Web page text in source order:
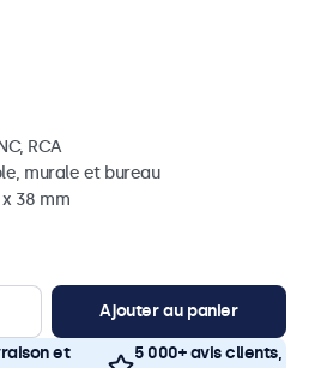
RCA
murale et bureau
x 38 mm
Ajouter au panier
et
5 000+ avis clients,